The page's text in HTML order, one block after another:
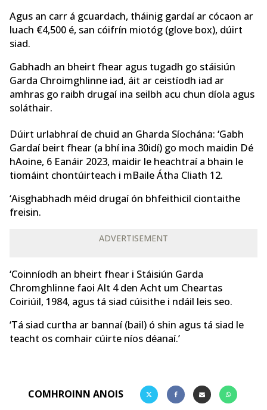
Agus an carr á gcuardach, tháinig gardaí ar cócaon ar
luach €4,500 é, san cóifrín miotóg (glove box), dúirt
siad.
Gabhadh an bheirt fhear agus tugadh go stáisiún
Garda Chroimghlinne iad, áit ar ceistíodh iad ar
amhras go raibh drugaí ina seilbh acu chun díola agus
soláthair.
Dúirt urlabhraí de chuid an Gharda Síochána: ‘Gabh
Gardaí beirt fhear (a bhí ina 30idí) go moch maidin Dé
hAoine, 6 Eanáir 2023, maidir le heachtraí a bhain le
tiomáint chontúirteach i mBaile Átha Cliath 12.
‘Aisghabhadh méid drugaí ón bhfeithicil ciontaithe
freisin.
ADVERTISEMENT
‘Coinníodh an bheirt fhear i Stáisiún Garda
Chromghlinne faoi Alt 4 den Acht um Cheartas
Coiriúil, 1984, agus tá siad cúisithe i ndáil leis seo.
‘Tá siad curtha ar bannaí (bail) ó shin agus tá siad le
teacht os comhair cúirte níos déanaí.’
COMHROINN ANOIS